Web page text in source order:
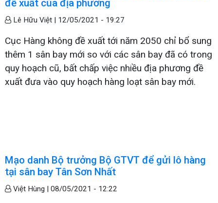
đề xuất của địa phương
Lê Hữu Việt | 12/05/2021 - 19:27
Cục Hàng không đề xuất tới năm 2050 chỉ bổ sung
thêm 1 sân bay mới so với các sân bay đã có trong
quy hoạch cũ, bất chấp việc nhiều địa phương đề
xuất đưa vào quy hoạch hàng loạt sân bay mới.
Mạo danh Bộ trưởng Bộ GTVT để gửi lô hàng
tại sân bay Tân Sơn Nhất
Việt Hùng | 08/05/2021 - 12:22